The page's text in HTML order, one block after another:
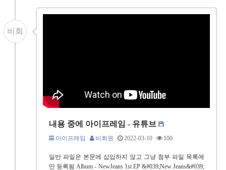
비회
내용 중에 아이프레임 - 유튜브
아이프레임 비회원 2022-03-10 100
일반 파일은 본문에 삽입하지 않고 그냥 첨부 파일 목록에
만 등록됨 Album - NewJeans 1st EP &#039;New Jeans&#039;